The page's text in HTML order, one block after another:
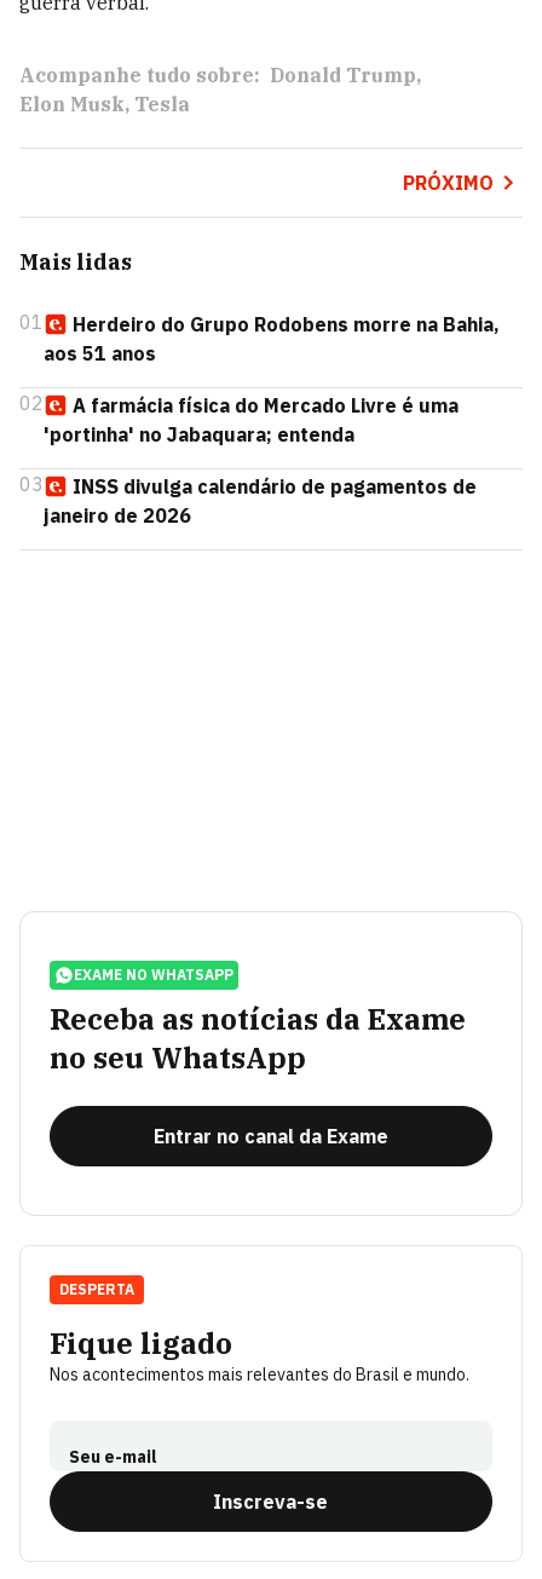
Acompanhe tudo sobre: Donald Trump
Elon Musk Tesla
PRÓXIMO
Mais lidas
01
Herdeiro do Grupo Rodobens morre na Bahia,
aos 51 anos
02
A farmácia física do Mercado Livre é uma
'portinha' no Jabaquara; entenda
03
INSS divulga calendário de pagamentos de
janeiro de 2026
EXAME NO WHATSAPP
Receba as notícias da Exame
no seu WhatsApp
Entrar no canal da Exame
Fique ligado
Nos acontecimentos mais relevantes do Brasil e mundo.
Seu e-mail
Inscreva-se
DESPERTA